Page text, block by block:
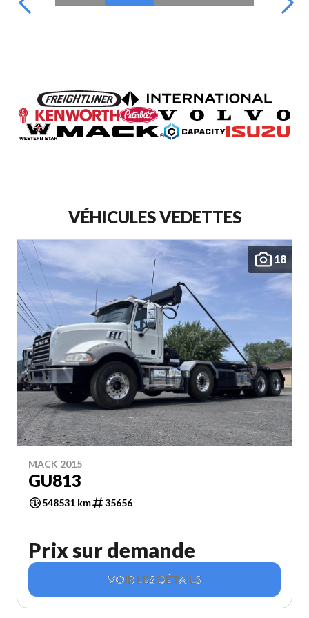
VÉHICULES VEDETTES
18
MACK 2015
GU813
548531 km 35656
Prix sur demande
VOIR LES DÉTAILS